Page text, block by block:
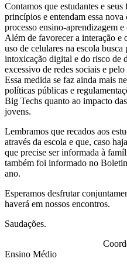
Contamos que estudantes e
princípios e entendam essa
processo ensino-aprendizagem
Além de favorecer a interação e
uso de celulares na escola busca
intoxicação digital e do risco de
excessivo de redes sociais e
Essa medida se faz ainda mais
políticas públicas e
Big Techs quanto ao impacto
jovens.
Lembramos que recados aos
através da escola e que, caso
que precise ser informada à
também foi informado no
ano.
Esperamos desfrutar
haverá em nossos encontros.
Saudações.
Coordenação e
Ensino Médio